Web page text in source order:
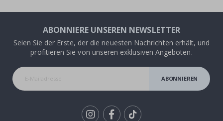
ABONNIERE UNSEREN NEWSLETTER
Seien Sie der Erste, der die neuesten Nachrichten erhält, und
profitieren Sie von unseren exklusiven Angeboten.
ABONNIEREN